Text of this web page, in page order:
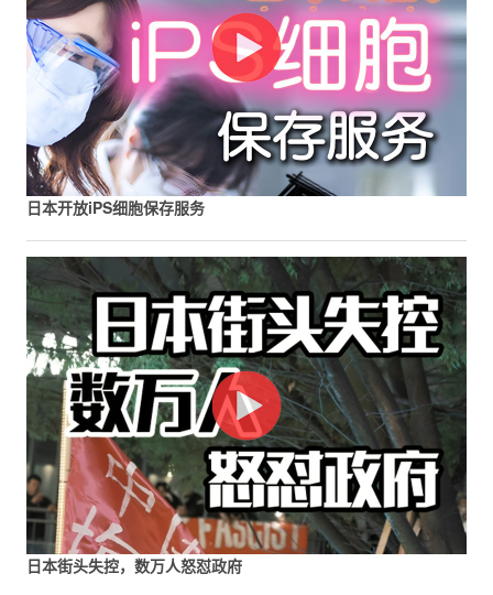
日本开放iPS细胞保存服务
日本街头失控，数万人怒怼政府